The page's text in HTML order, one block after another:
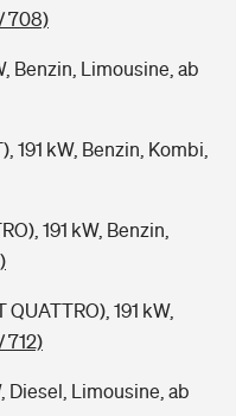
708)
Benzin, Limousine, ab
191 kW, Benzin, Kombi,
191 kW, Benzin,
191 kW,
712)
Diesel, Limousine, ab